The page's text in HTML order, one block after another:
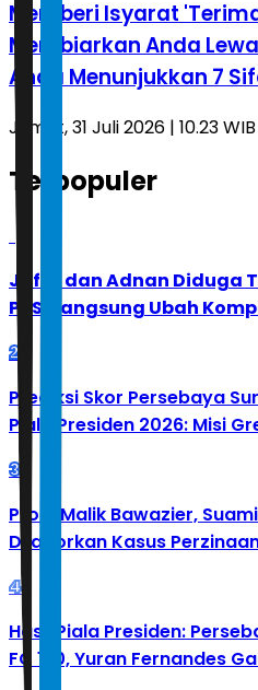
Memberi Isyarat
Membiarkan Anda
Anda Menunjukkan 7
Jumat, 31 Juli 2026 | 10.23 WIB
Terpopuler
Jafar dan Adnan Diduga
PBSI Langsung Ubah
2
Prediksi Skor Persebaya
Piala Presiden 2026: Misi
3
Profil Malik Bawazier,
Dilaporkan Kasus
4
Hasil Piala Presiden:
FC 1-0, Yuran Fernandes